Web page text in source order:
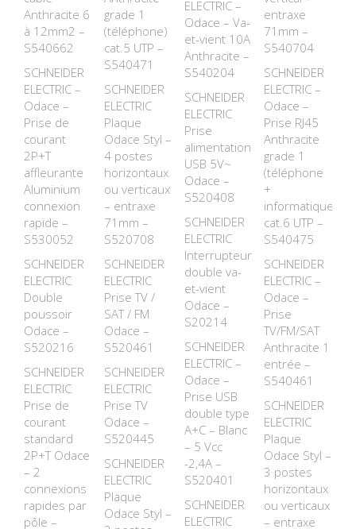
Anthracite 6
à 12mm2 –
S540662
SCHNEIDER
ELECTRIC –
Odace –
Prise de
courant
2P+T
affleurante
Aluminium
connexion
rapide –
S530052
SCHNEIDER
ELECTRIC
Double
poussoir
Odace –
S520216
SCHNEIDER
ELECTRIC
Prise de
courant
standard
2P+T Odace
– 2
connexions
rapides par
pôle –
grade 1
(téléphone)
cat.5 UTP –
S540471
SCHNEIDER
ELECTRIC
Plaque
Odace Styl –
4 postes
horizontaux
ou verticaux
– entraxe
71mm –
S520708
SCHNEIDER
ELECTRIC
Prise TV /
SAT / FM
Odace –
S520461
SCHNEIDER
ELECTRIC
Prise TV
Odace –
S520445
SCHNEIDER
ELECTRIC
Plaque
Odace Styl –
ELECTRIC –
Odace – Va-
et-vient 10A
Anthracite –
S540204
SCHNEIDER
ELECTRIC
Prise
alimentation
USB 5V~
Odace –
S520408
SCHNEIDER
ELECTRIC
Interrupteur
double va-
et-vient
Odace –
S20214
SCHNEIDER
ELECTRIC –
Odace –
Prise USB
double type
A+C – Blanc
– 5 Vcc
-2,4A –
S520401
SCHNEIDER
ELECTRIC
entraxe
71mm –
S540704
SCHNEIDER
ELECTRIC –
Odace –
Prise RJ45
Anthracite
grade 1
(téléphone
+
informatique)
cat.6 UTP –
S540475
SCHNEIDER
ELECTRIC –
Odace –
Prise
TV/FM/SAT
Anthracite 1
entrée –
S540461
SCHNEIDER
ELECTRIC
Plaque
Odace Styl –
3 postes
horizontaux
ou verticaux
– entraxe